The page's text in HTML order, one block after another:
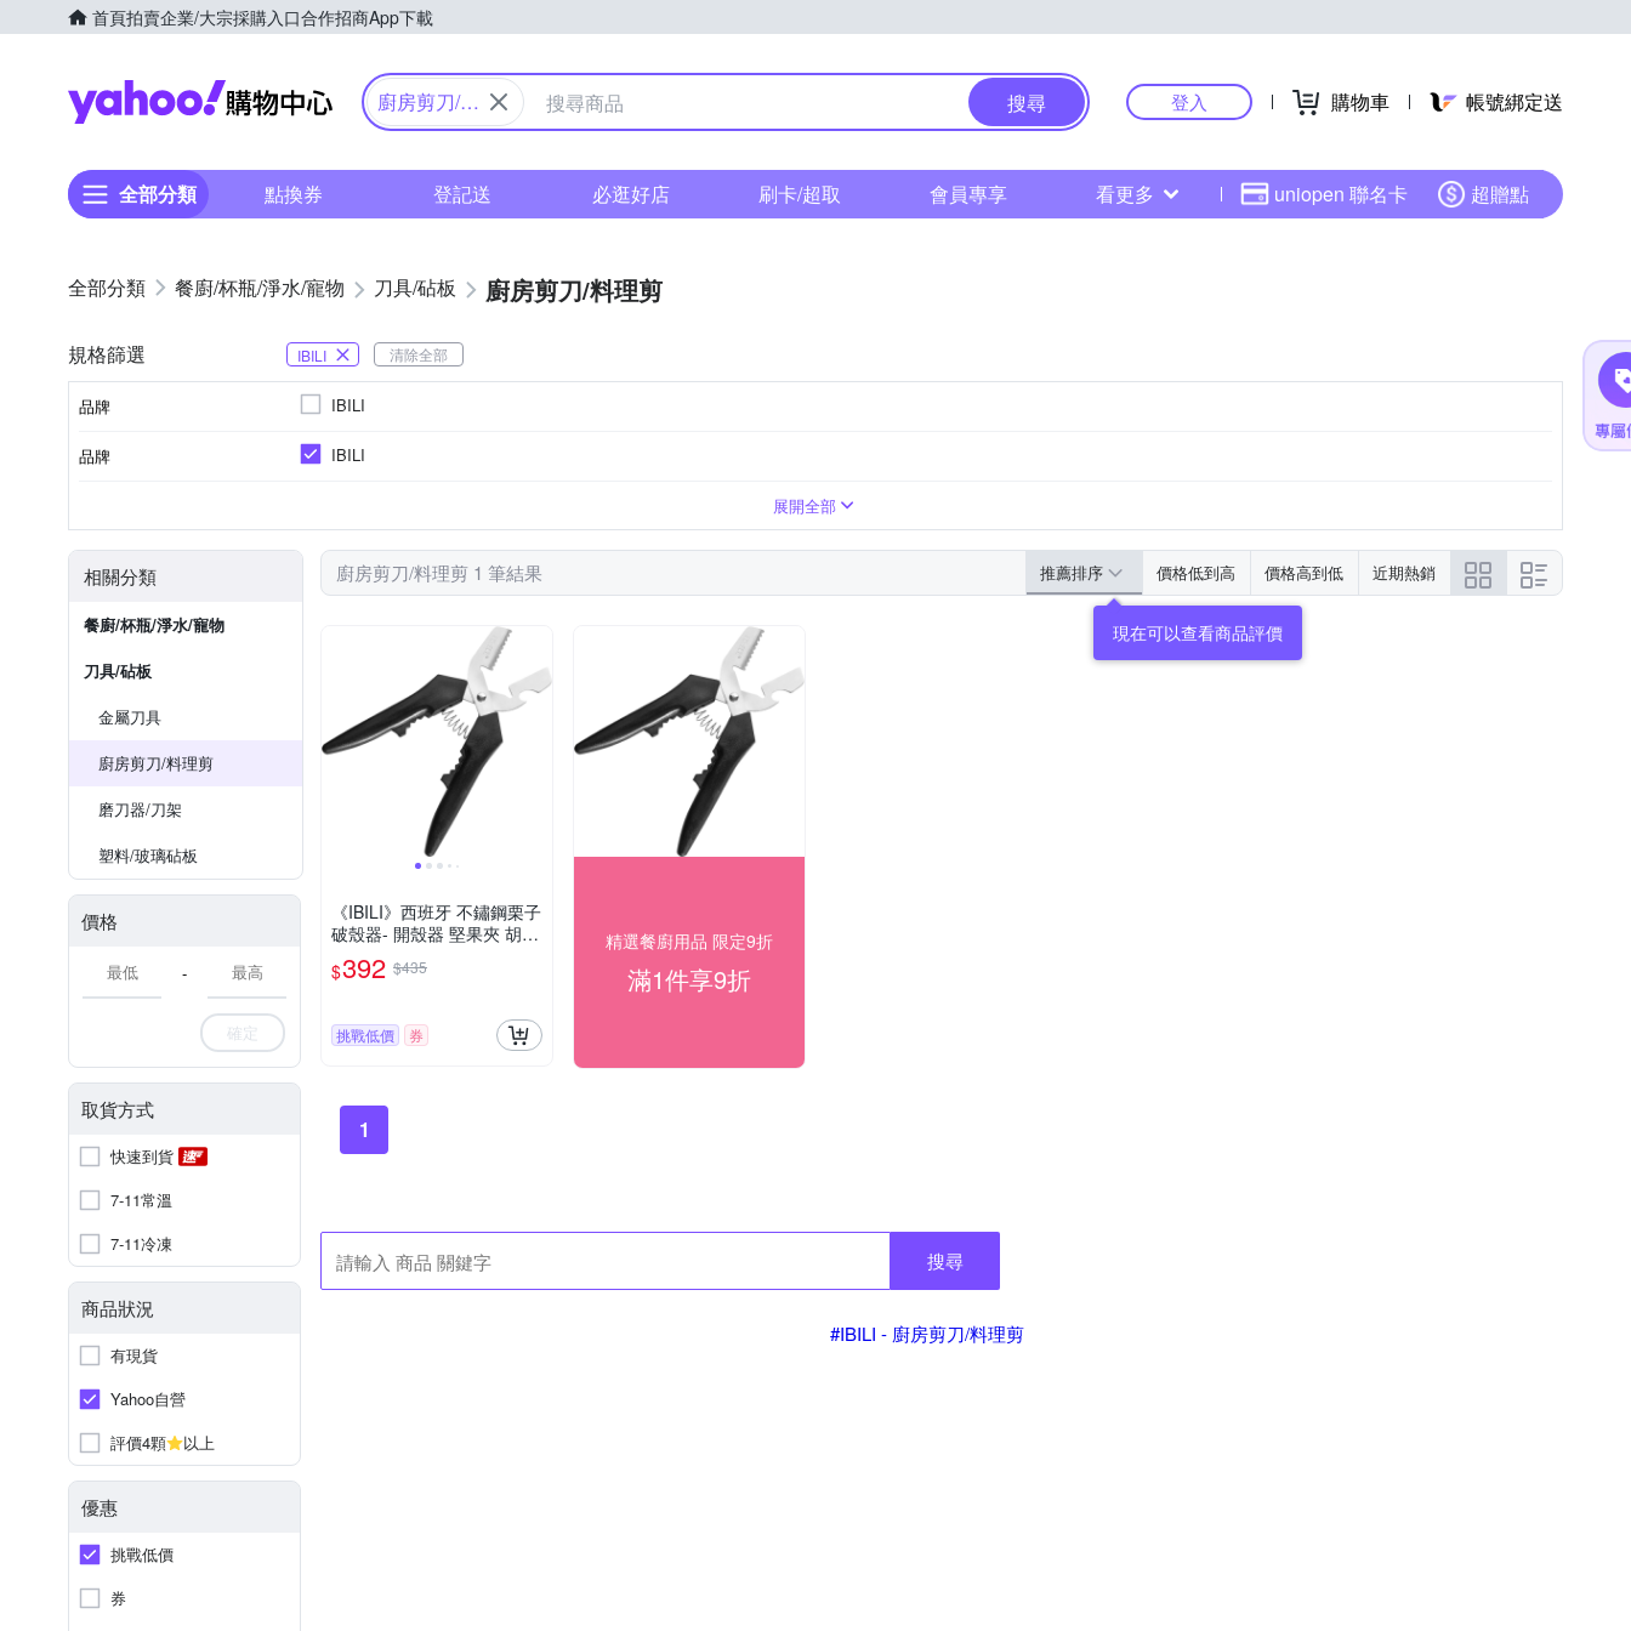
首頁拍賣企業/大宗採購入口合作招商App下載
Yahoo購物中心
廚房剪刀/料
搜尋 登入 購物車 帳號綁定送
全部分類 點換券 登記送 必逛好店 刷卡/超取 會員專享 看更多 uniopen 聯名卡 超贈點
餐廚/杯瓶/淨水/寵物 刀具/砧板 廚房剪刀/料理剪
規格篩選 IBILI 清除全部
品牌 IBILI
品牌 IBILI
展開全部
相關分類
餐廚/杯瓶/淨水/寵物
刀具/砧板
金屬刀具
廚房剪刀/料理剪
磨刀器/刀架
塑料/玻璃砧板
價格
-
確定
取貨方式
快速到貨
7-11常溫
7-11冷凍
商品狀況
有現貨
Yahoo自營
評價4顆
以上
優惠
挑戰低價
券
廚房剪刀/料理剪 1 筆結果 推薦排序 價格低到高 價格高到低 近期熱銷
現在可以查看商品評價
《IBILI》西班牙 不鏽鋼栗子
破殼器- 開殼器 堅果夾 胡桃
鉗 核桃夾
$392 $435
挑戰低價 券
精選餐廚用品 限定9折
滿1件享9折
1
搜尋
#IBILI - 廚房剪刀/料理剪